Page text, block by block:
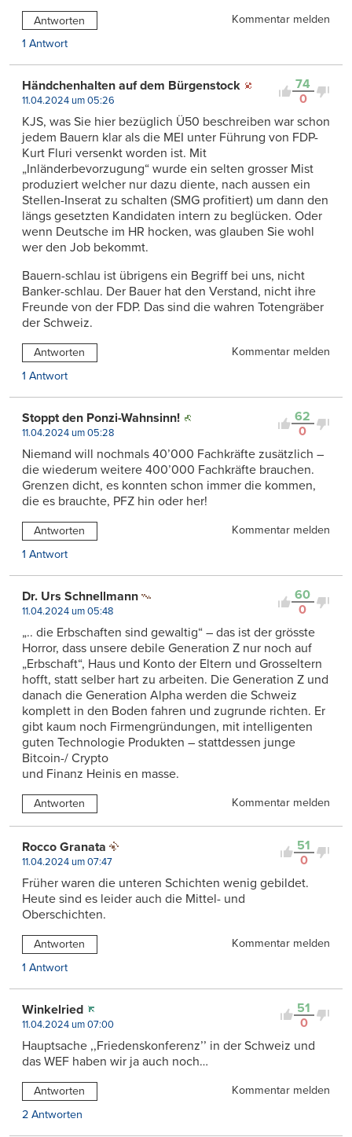
Antworten
Kommentar melden
1 Antwort
74
0
Händchenhalten auf dem Bürgenstock
11.04.2024 um 05:26
KJS, was Sie hier bezüglich Ü50 beschreiben war schon
jedem Bauern klar als die MEI unter Führung von FDP-
Kurt Fluri versenkt worden ist. Mit
„Inländerbevorzugung“ wurde ein selten grosser Mist
produziert welcher nur dazu diente, nach aussen ein
Stellen-Inserat zu schalten (SMG profitiert) um dann den
längs gesetzten Kandidaten intern zu beglücken. Oder
wenn Deutsche im HR hocken, was glauben Sie wohl
wer den Job bekommt.
Bauern-schlau ist übrigens ein Begriff bei uns, nicht
Banker-schlau. Der Bauer hat den Verstand, nicht ihre
Freunde von der FDP. Das sind die wahren Totengräber
der Schweiz.
Antworten
Kommentar melden
1 Antwort
62
0
Stoppt den Ponzi-Wahnsinn!
11.04.2024 um 05:28
Niemand will nochmals 40’000 Fachkräfte zusätzlich –
die wiederum weitere 400’000 Fachkräfte brauchen.
Grenzen dicht, es konnten schon immer die kommen,
die es brauchte, PFZ hin oder her!
Antworten
Kommentar melden
1 Antwort
60
0
Dr. Urs Schnellmann
11.04.2024 um 05:48
„.. die Erbschaften sind gewaltig“ – das ist der grösste
Horror, dass unsere debile Generation Z nur noch auf
„Erbschaft“, Haus und Konto der Eltern und Grosseltern
hofft, statt selber hart zu arbeiten. Die Generation Z und
danach die Generation Alpha werden die Schweiz
komplett in den Boden fahren und zugrunde richten. Er
gibt kaum noch Firmengründungen, mit intelligenten
guten Technologie Produkten – stattdessen junge
Bitcoin-/ Crypto
und Finanz Heinis en masse.
Antworten Kommentar melden
51
0
Rocco Granata
11.04.2024 um 07:47
Früher waren die unteren Schichten wenig gebildet.
Heute sind es leider auch die Mittel- und
Oberschichten.
Antworten
Kommentar melden
1 Antwort
51
0
Winkelried
11.04.2024 um 07:00
Hauptsache ,,Friedenskonferenz’’ in der Schweiz und
das WEF haben wir ja auch noch…
Antworten
Kommentar melden
2 Antworten